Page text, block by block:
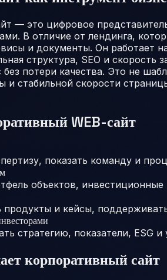
— это цифровое
В отличие от лендинга,
и документы. Он работает
структура, SEO и
потери качества. Это не
и стабильной скорости
WEB-сайт
показать команду и
объектов,
продукты и кейсы,
стратегию, показатели, ESG
корпоративный сайт